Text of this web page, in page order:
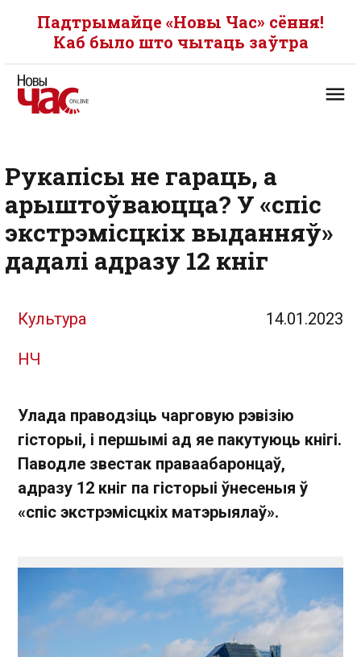
Падтрымайце «Новы Час» сёння!
Каб было што чытаць заўтра
Рукапісы не гараць, а
арыштоўваюцца? У «спіс
экстрэмісцкіх выданняў»
дадалі адразу 12 кніг
Культура 14.01.2023
НЧ
Улада праводзіць чарговую рэвізію
гісторыі, і першымі ад яе пакутуюць кнігі.
Паводле звестак праваабаронцаў,
адразу 12 кніг па гісторыі ўнесеныя ў
«спіс экстрэмісцкіх матэрыялаў».